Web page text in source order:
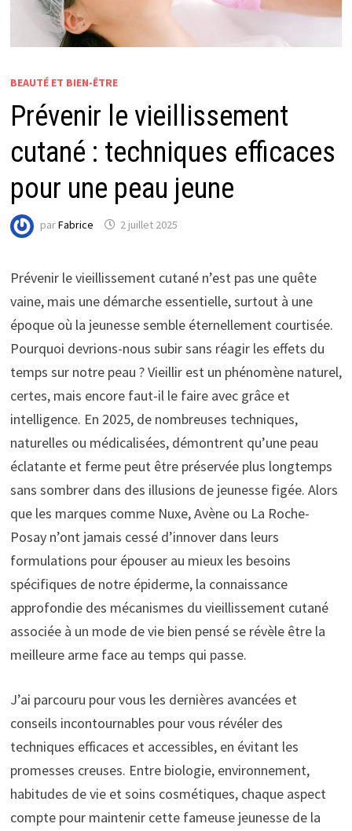
BEAUTÉ ET BIEN-ÊTRE
Prévenir le vieillissement
cutané : techniques efficaces
pour une peau jeune
parFabrice 2 juillet 2025
Prévenir le vieillissement cutané n’est pas une quête
vaine, mais une démarche essentielle, surtout à une
époque où la jeunesse semble éternellement courtisée.
Pourquoi devrions-nous subir sans réagir les effets du
temps sur notre peau ? Vieillir est un phénomène naturel,
certes, mais encore faut-il le faire avec grâce et
intelligence. En 2025, de nombreuses techniques,
naturelles ou médicalisées, démontrent qu’une peau
éclatante et ferme peut être préservée plus longtemps
sans sombrer dans des illusions de jeunesse figée. Alors
que les marques comme Nuxe, Avène ou La Roche-
Posay n’ont jamais cessé d’innover dans leurs
formulations pour épouser au mieux les besoins
spécifiques de notre épiderme, la connaissance
approfondie des mécanismes du vieillissement cutané
associée à un mode de vie bien pensé se révèle être la
meilleure arme face au temps qui passe.
J’ai parcouru pour vous les dernières avancées et
conseils incontournables pour vous révéler des
techniques efficaces et accessibles, en évitant les
promesses creuses. Entre biologie, environnement,
habitudes de vie et soins cosmétiques, chaque aspect
compte pour maintenir cette fameuse jeunesse de la